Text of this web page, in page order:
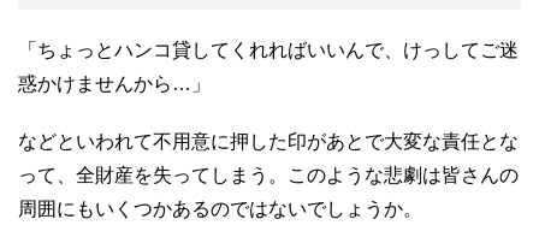
「ちょっとハンコ貸してくれればいいんで、けっしてご迷
惑かけませんから…」
などといわれて不用意に押した印があとで大変な責任とな
って、全財産を失ってしまう。このような悲劇は皆さんの
周囲にもいくつかあるのではないでしょうか。